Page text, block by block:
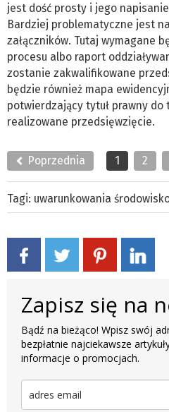
jest dość prosty i jego
Bardziej problematyczne jest
załączników. Tutaj wymagane
procesu albo raport
zostanie zakwalifikowane
będzie również mapa
potwierdzający tytuł prawny
realizowane przedsięwzięcie.
Poprzednia 1 2
Tagi: uwarunkowania
Zapisz się na
Bądź na bieżąco! Wpisz swój
bezpłatnie najciekawsze
informacje o promocjach.